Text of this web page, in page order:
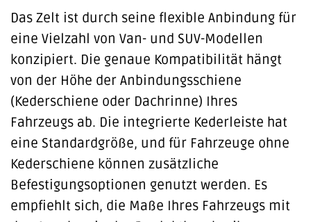
Das Zelt ist durch seine flexible Anbindung für
eine Vielzahl von Van- und SUV-Modellen
konzipiert. Die genaue Kompatibilität hängt
von der Höhe der Anbindungsschiene
(Kederschiene oder Dachrinne) Ihres
Fahrzeugs ab. Die integrierte Kederleiste hat
eine Standardgröße, und für Fahrzeuge ohne
Kederschiene können zusätzliche
Befestigungsoptionen genutzt werden. Es
empfiehlt sich, die Maße Ihres Fahrzeugs mit